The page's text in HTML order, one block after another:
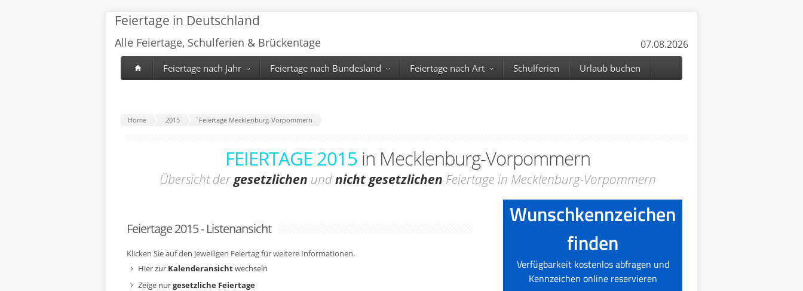
Feiertage in Deutschland
Alle Feiertage, Schulferien & Brückentage 07.08.2026
Feiertage nach Jahr Feiertage nach Bundesland Feiertage nach Art Schulferien Urlaub buchen
Home 2015 Feiertage Mecklenburg-Vorpommern
FEIERTAGE 2015 in Mecklenburg-Vorpommern
Übersicht dergesetzlichen undnicht gesetzlichen Feiertage in Mecklenburg-Vorpommern
Feiertage 2015 - Listenansicht
Klicken Sie auf den jeweiligen Feiertag für weitere Informationen.
Hier zur Kalenderansichtwechseln
Zeige nurgesetzliche Feiertage